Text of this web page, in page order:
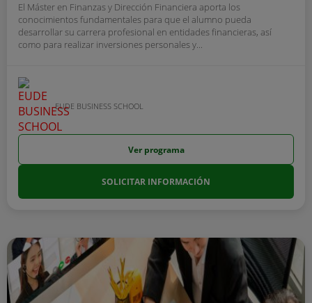
El Máster en Finanzas y Dirección Financiera aporta los
conocimientos fundamentales para que el alumno pueda
desarrollar su carrera profesional en entidades financieras, así
como para realizar inversiones personales y...
EUDE BUSINESS SCHOOL
Ver programa
SOLICITAR INFORMACIÓN